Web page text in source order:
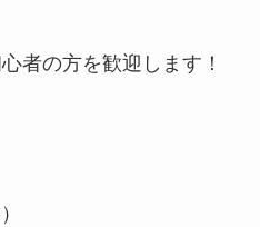
者の方を歓迎します！